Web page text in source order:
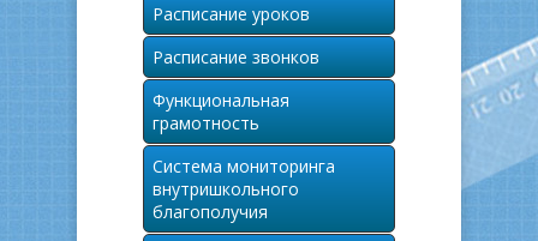
Расписание уроков
Расписание звонков
Функциональная
грамотность
Система мониторинга
внутришкольного
благополучия